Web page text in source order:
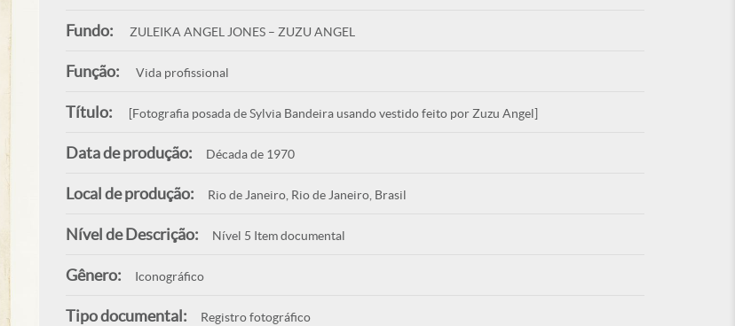
Fundo: ZULEIKA ANGEL JONES – ZUZU ANGEL
Função: Vida profissional
Título: [Fotografia posada de Sylvia Bandeira usando vestido feito por Zuzu Angel]
Data de produção: Década de 1970
Local de produção: Rio de Janeiro, Rio de Janeiro, Brasil
Nível de Descrição: Nível 5 Item documental
Gênero: Iconográfico
Tipo documental: Registro fotográfico